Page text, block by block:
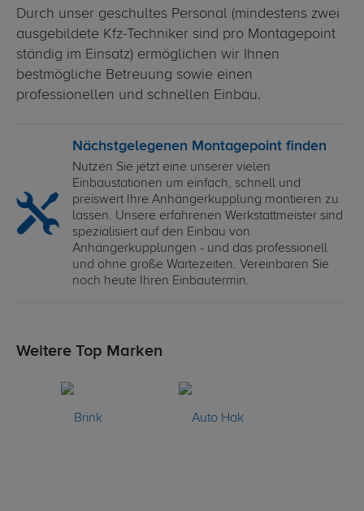
Durch unser geschultes Personal (mindestens zwei
ausgebildete Kfz-Techniker sind pro Montagepoint
ständig im Einsatz) ermöglichen wir Ihnen
bestmögliche Betreuung sowie einen
professionellen und schnellen Einbau.
Nächstgelegenen Montagepoint finden
Nutzen Sie jetzt eine unserer vielen
Einbaustationen um einfach, schnell und
preiswert Ihre Anhängerkupplung montieren zu
lassen. Unsere erfahrenen Werkstattmeister sind
spezialisiert auf den Einbau von
Anhängerkupplungen - und das professionell
und ohne große Wartezeiten. Vereinbaren Sie
noch heute Ihren Einbautermin.
Weitere Top Marken